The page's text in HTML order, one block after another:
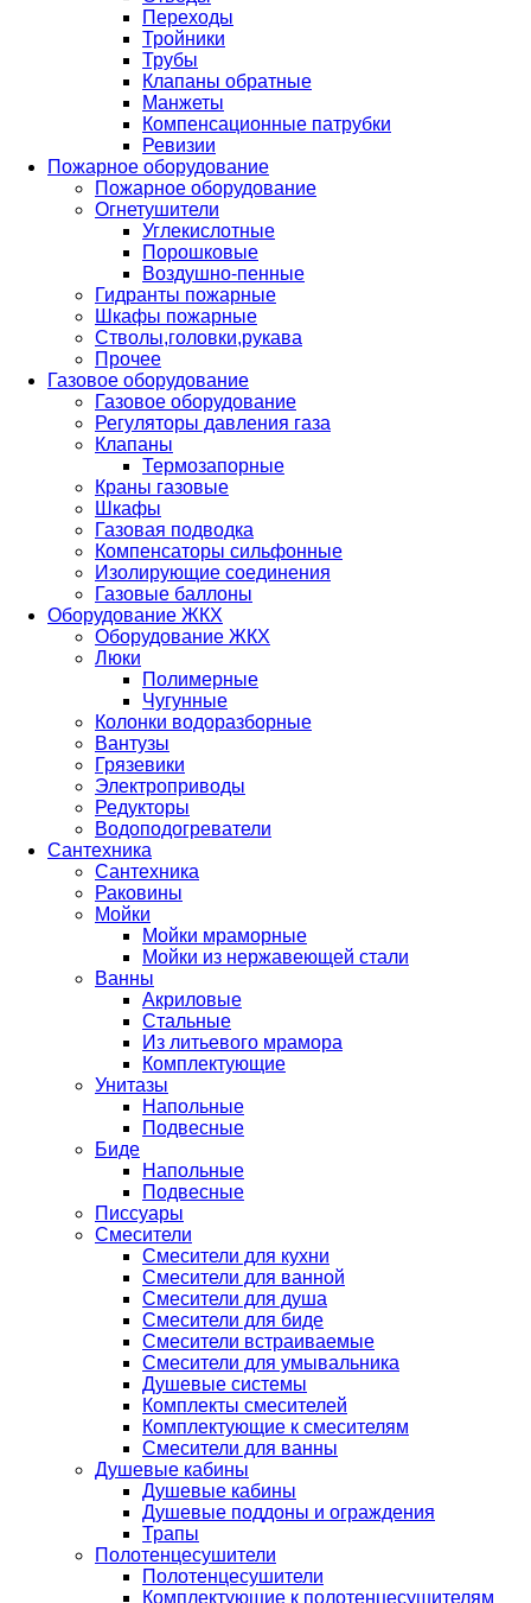
Переходы
Тройники
Трубы
Клапаны обратные
Манжеты
Компенсационные патрубки
Ревизии
Пожарное оборудование
Пожарное оборудование
Огнетушители
Углекислотные
Порошковые
Воздушно-пенные
Гидранты пожарные
Шкафы пожарные
Стволы,головки,рукава
Прочее
Газовое оборудование
Газовое оборудование
Регуляторы давления газа
Клапаны
Термозапорные
Краны газовые
Шкафы
Газовая подводка
Компенсаторы сильфонные
Изолирующие соединения
Газовые баллоны
Оборудование ЖКХ
Оборудование ЖКХ
Люки
Полимерные
Чугунные
Колонки водоразборные
Вантузы
Грязевики
Электроприводы
Редукторы
Водоподогреватели
Сантехника
Сантехника
Раковины
Мойки
Мойки мраморные
Мойки из нержавеющей стали
Ванны
Акриловые
Стальные
Из литьевого мрамора
Комплектующие
Унитазы
Напольные
Подвесные
Биде
Напольные
Подвесные
Писсуары
Смесители
Смесители для кухни
Смесители для ванной
Смесители для душа
Смесители для биде
Смесители встраиваемые
Смесители для умывальника
Душевые системы
Комплекты смесителей
Комплектующие к смесителям
Смесители для ванны
Душевые кабины
Душевые кабины
Душевые поддоны и ограждения
Трапы
Полотенцесушители
Полотенцесушители
Комплектующие к полотенцесушителям